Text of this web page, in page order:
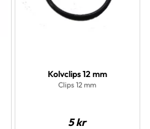
Kolvclips 12 mm
Clips 12 mm
5kr